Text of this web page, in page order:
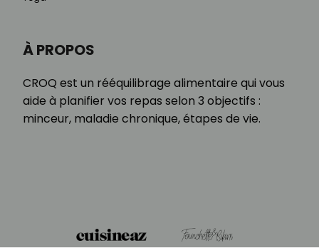
À PROPOS
CROQ est un rééquilibrage alimentaire qui vous
aide à planifier vos repas selon 3 objectifs :
minceur, maladie chronique, étapes de vie.